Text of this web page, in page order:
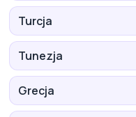
Turcja
Tunezja
Grecja